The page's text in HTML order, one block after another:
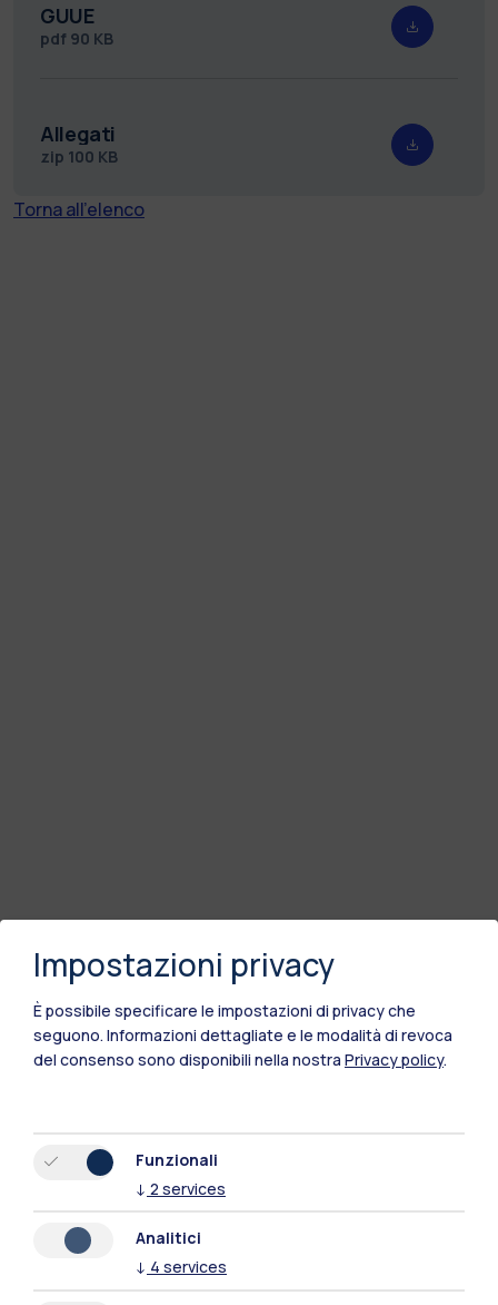
GUUE
pdf 90 KB
Allegati
zip 100 KB
Torna all'elenco
Impostazioni privacy
È possibile specificare le impostazioni di privacy che
seguono. Informazioni dettagliate e le modalità di revoca
del consenso sono disponibili nella nostra Privacy policy.
Funzionali
↓ 2 services
Analitici
↓ 4 services